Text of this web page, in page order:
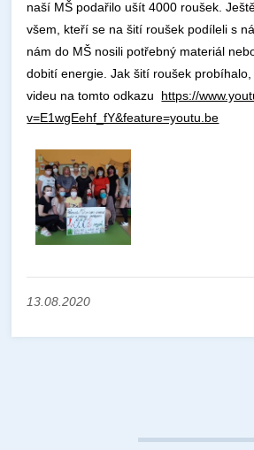
naší MŠ podařilo ušít 4000 roušek.
všem, kteří se na šití roušek podíleli s
nám do MŠ nosili potřebný materiál
dobití energie. Jak šití roušek
videu na tomto odkazu https://
v=E1wgEehf_fY&feature=youtu.be
13.08.2020